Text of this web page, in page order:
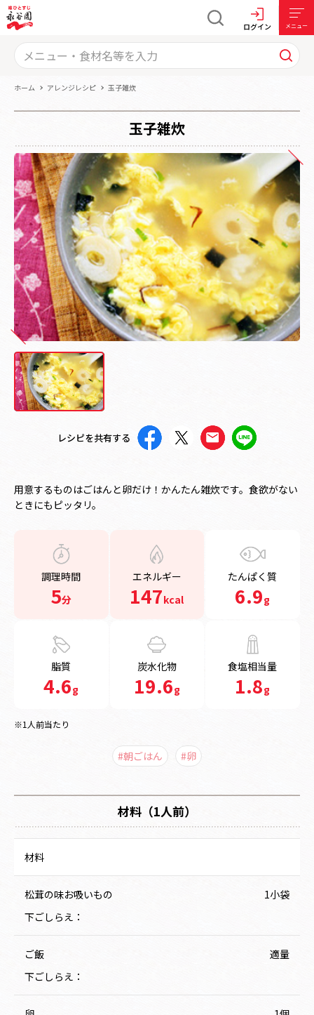
ログイン メニュー
ホーム アレンジレシピ 玉子雑炊
玉子雑炊
レシピを共有する
用意するものはごはんと卵だけ！かんたん雑炊です。食欲がない
ときにもピッタリ。
調理時間
5分
エネルギー
147kcal
たんぱく質
6.9g
脂質
4.6g
炭水化物
19.6g
食塩相当量
1.8g
※1人前当たり
#朝ごはん #卵
材料（1人前）
材料
松茸の味お吸いもの
1小袋
下ごしらえ：
ご飯
適量
下ごしらえ：